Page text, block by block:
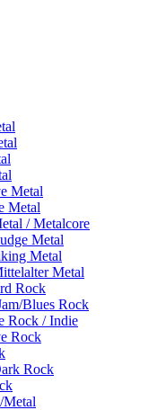
Metal
Metal
/ Metalcore
Metal
Metal
Metal
Rock
Blues Rock
Rock / Indie
Rock
Rock
Metal